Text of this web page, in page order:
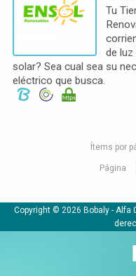
Tu
de
solar? Sea cual sea su
eléctrico que busca.
Ítems por
Página
Copyright © 2026 Bobaly - Alfa